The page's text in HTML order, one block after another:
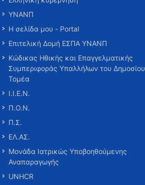
ΥΝΑΝΠ
Η σελίδα μου - Portal
Επιτελική Δομή ΕΣΠΑ ΥΝΑΝΠ
Κώδικας Ηθικής και Επαγγελματικής
Συμπεριφοράς Υπαλλήλων του Δημοσίου
Τομέα
Ι.Ι.Ε.Ν.
Π.Ο.Ν.
Π.Σ.
ΕΛ.ΑΣ.
Μονάδα Ιατρικώς Υποβοηθούμενης
Αναπαραγωγής
UNHCR